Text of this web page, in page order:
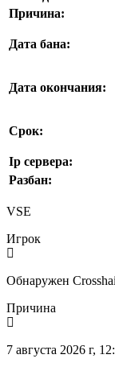
Причина:
Дата бана:
Дата окончания:
Срок:
Ip сервера:
Разбан:
VSE
Игрок
Обнаружен
Причина
7 августа 2026 г,